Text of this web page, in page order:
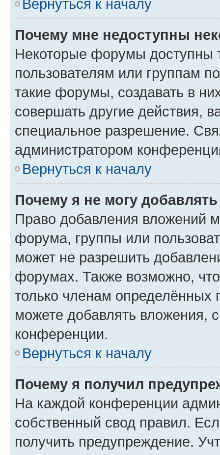
Вернуться к началу
Почему мне недоступны
Некоторые форумы доступны
пользователям или группам
такие форумы, создавать в
совершать другие действия,
специальное разрешение.
администратором
Вернуться к началу
Почему я не могу
Право добавления вложений
форума, группы или
может не разрешить
форумах. Также возможно,
только членам определённых
можете добавлять вложения,
конференции.
Вернуться к началу
Почему я получил
На каждой конференции
собственный свод правил.
получить предупреждение.